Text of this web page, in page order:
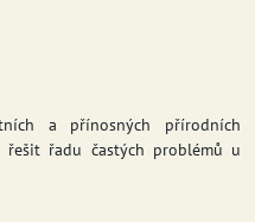
a přínosných přírodních
řadu častých problémů u